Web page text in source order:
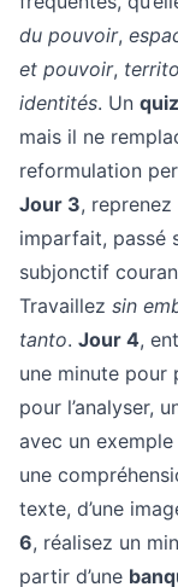
du pouvoir,
et pouvoir,
identités. Un
mais il ne
reformulation
Jour 3,
imparfait, passé
subjonctif
Travaillez sin
tanto. Jour 4,
une minute pour
pour l’analyser,
avec un exemple
une
texte, d’une
6, réalisez un
partir d’une